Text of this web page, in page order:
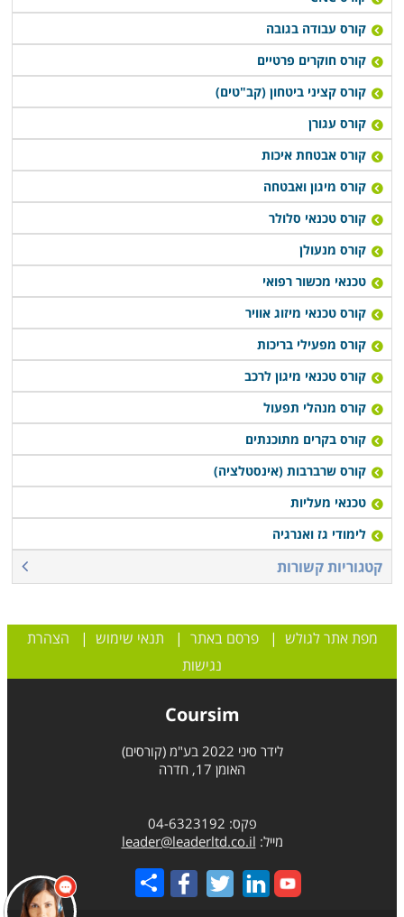
קורס עבודה בגובה
קורס חוקרים פרטיים
קורס קציני ביטחון (קב"טים)
קורס עגורן
קורס אבטחת איכות
קורס מיגון ואבטחה
קורס טכנאי סלולר
קורס מנעולן
טכנאי מכשור רפואי
קורס טכנאי מיזוג אוויר
קורס מפעילי בריכות
קורס טכנאי מיגון לרכב
קורס מנהלי תפעול
קורס בקרים מתוכנתים
קורס שרברבות (אינסטלציה)
טכנאי מעליות
לימודי גז ואנרגיה
קטגוריות קשורות
מפת אתר לגולש |פרסם באתר | תנאי שימוש | הצהרת
נגישות
Coursim
לידר סיני 2022 בע"מ (קורסים)
האומן 17, חדרה
פקס: 04-6323192
מייל: leader@leaderltd.co.il
Share